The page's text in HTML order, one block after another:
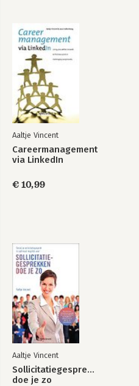
Bruut eerlijk werven
Aaltje Vincent
Careermanagement
via LinkedIn
€ 10,99
Aaltje Vincent
Sollicitatiegesprekken
doe je zo